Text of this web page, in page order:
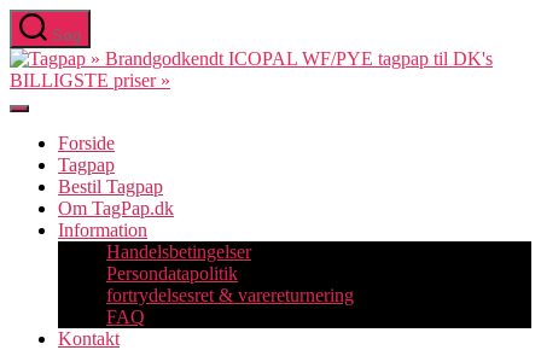
Spring
til
indholdet
Søg
Forside
Tagpap
Bestil Tagpap
Om TagPap.dk
Information
Handelsbetingelser
Persondatapolitik
fortrydelsesret & varereturnering
FAQ
Kontakt